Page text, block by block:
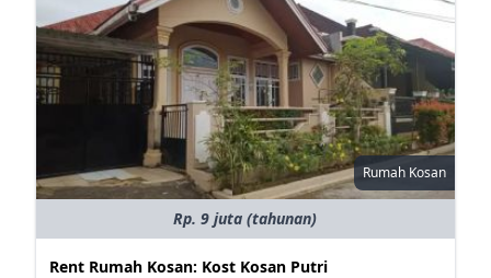
Rumah Kosan
Rp. 9 juta (tahunan)
Rent Rumah Kosan: Kost Kosan Putri